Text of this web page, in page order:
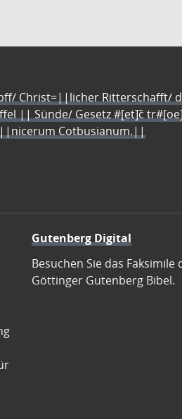
Christ=||licher Ritterschafft/
|| Sünde/ Gesetz #[et]c̃
Cotbusianum.||
Gutenberg Digital
Besuchen Sie das Faksimile
Göttinger Gutenberg Bibel.